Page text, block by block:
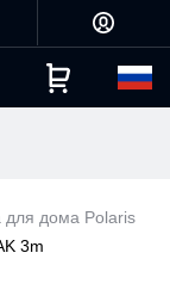
для дома Polaris
3m